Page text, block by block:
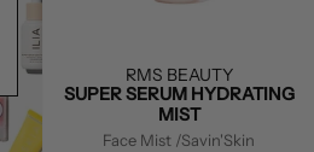
RMS BEAUTY
SUPER SERUM HYDRATING
MIST
Face Mist /Savin'Skin